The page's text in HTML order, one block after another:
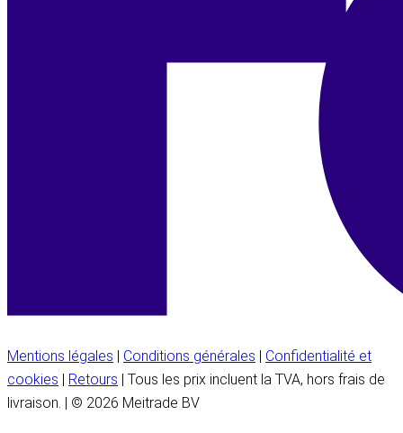
Mentions légales | Conditions générales | Confidentialité et
cookies | Retours | Tous les prix incluent la TVA, hors frais de
livraison. | © 2026 Meitrade BV